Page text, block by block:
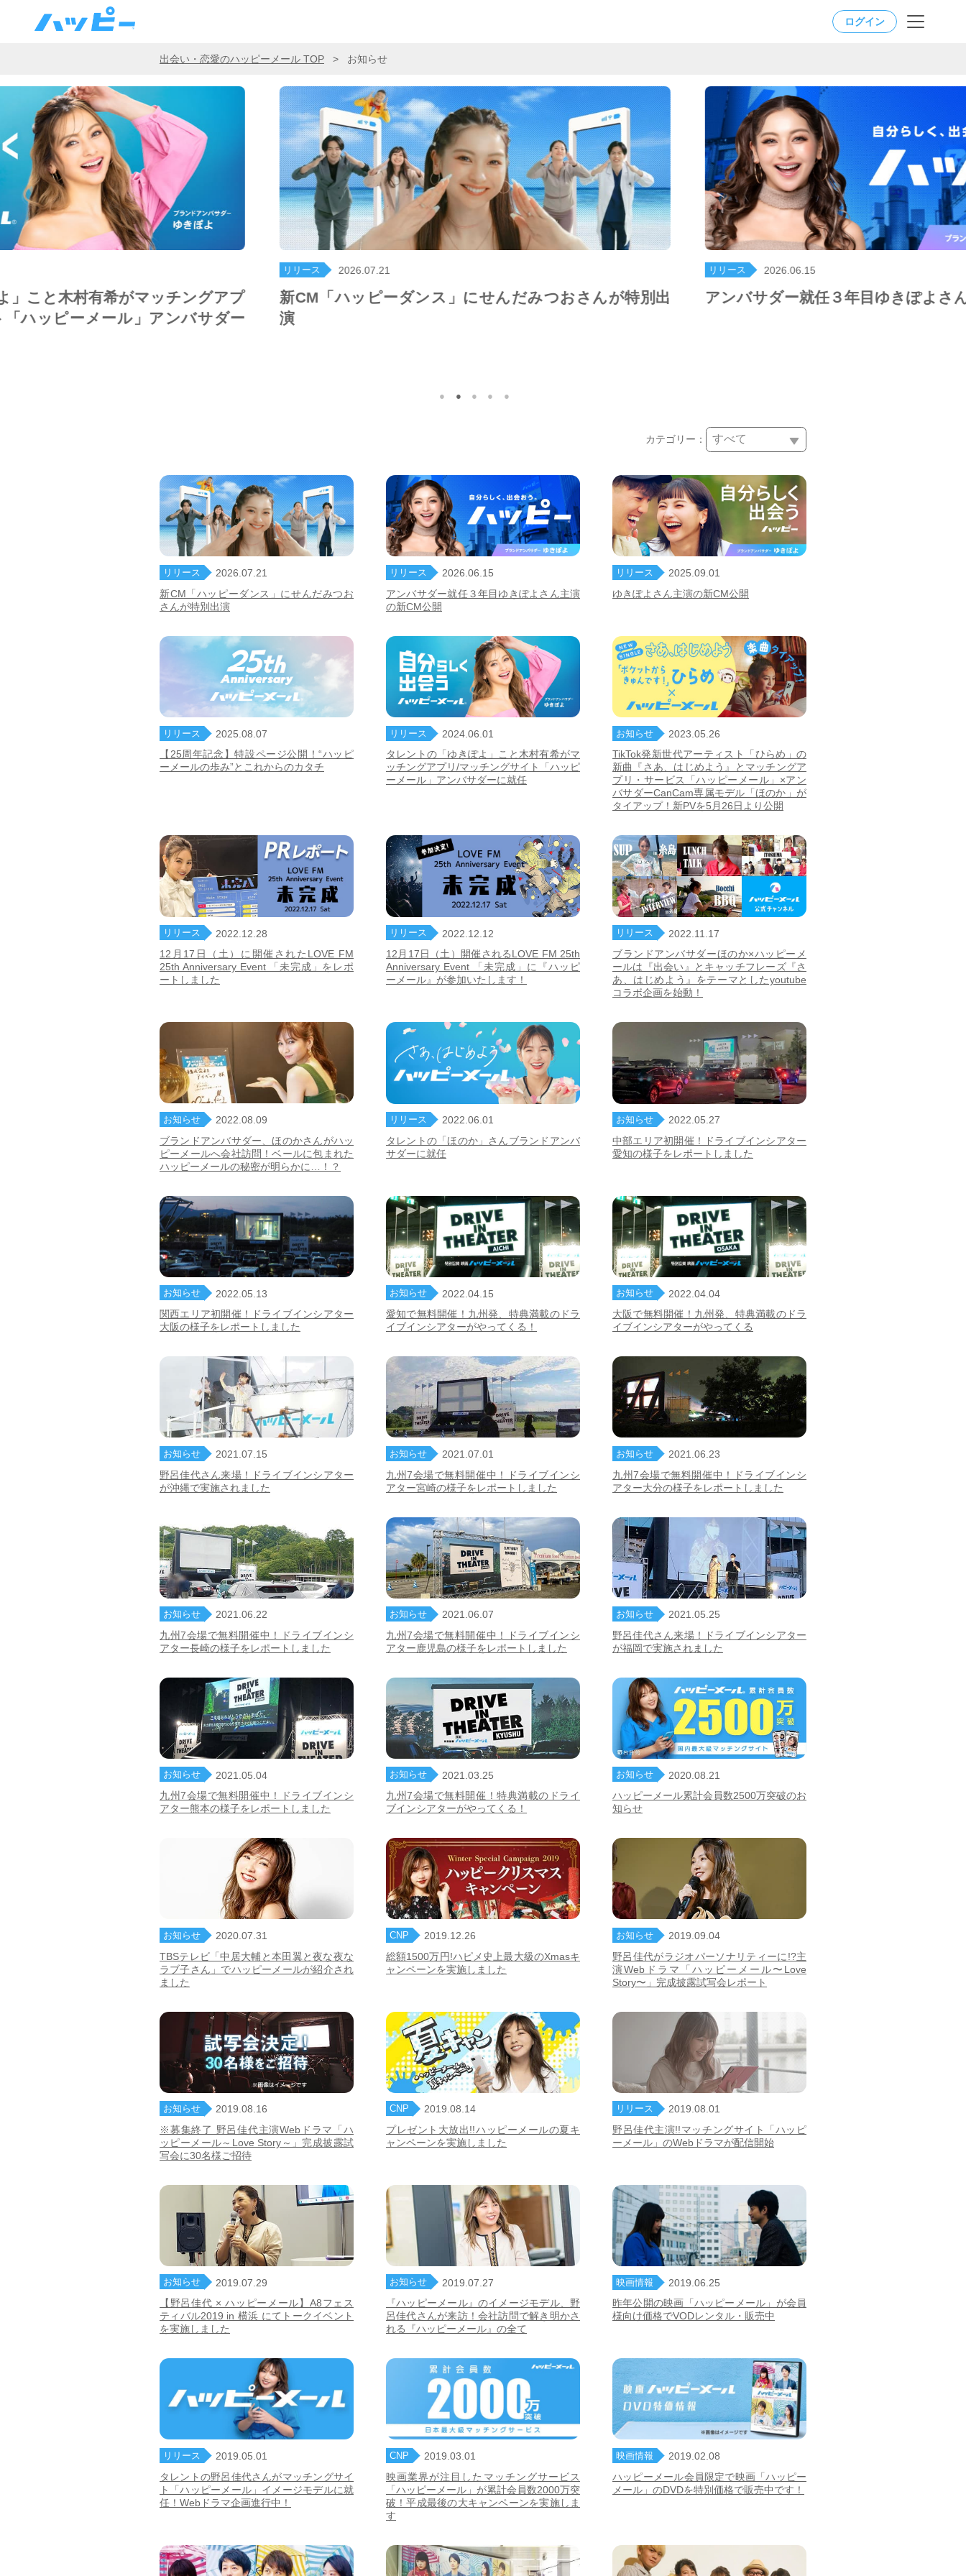
ログイン
出会い・恋愛のハッピーメール TOP > お知らせ
ス」にせんだみつおさんが特別出
リリース 2026.06.15
アンバサダー就任３年目ゆきぽよさん主演の新CM公開
リリース 2025.09.01
ゆきぽよさん主演の新CM公開
カテゴリー：
リリース
2026.07.21
新CM「ハッピーダンス」にせんだみつお
さんが特別出演
リリース
2026.06.15
アンバサダー就任３年目ゆきぽよさん主演
の新CM公開
リリース
2025.09.01
ゆきぽよさん主演の新CM公開
リリース
2025.08.07
【25周年記念】特設ページ公開！“ハッピ
ーメールの歩み”とこれからのカタチ
リリース
2024.06.01
タレントの「ゆきぽよ」こと木村有希がマ
ッチングアプリ/マッチングサイト「ハッピ
ーメール」アンバサダーに就任
お知らせ
2023.05.26
TikTok発新世代アーティスト「ひらめ」の
新曲『さあ、はじめよう』とマッチングア
プリ・サービス「ハッピーメール」×アン
バサダーCanCam専属モデル「ほのか」が
タイアップ！新PVを5月26日より公開
リリース
2022.12.28
12月17日（土）に開催されたLOVE FM
25th Anniversary Event 「未完成」をレポ
ートしました
リリース
2022.12.12
12月17日（土）開催されるLOVE FM 25th
Anniversary Event 「未完成」に『ハッピ
ーメール』が参加いたします！
リリース
2022.11.17
ブランドアンバサダーほのか×ハッピーメ
ールは『出会い』とキャッチフレーズ『さ
あ、はじめよう』をテーマとしたyoutube
コラボ企画を始動！
お知らせ
2022.08.09
ブランドアンバサダー、ほのかさんがハッ
ピーメールへ会社訪問！ベールに包まれた
ハッピーメールの秘密が明らかに…！？
リリース
2022.06.01
タレントの「ほのか」さんブランドアンバ
サダーに就任
お知らせ
2022.05.27
中部エリア初開催！ドライブインシアター
愛知の様子をレポートしました
お知らせ
2022.05.13
関西エリア初開催！ドライブインシアター
大阪の様子をレポートしました
お知らせ
2022.04.15
愛知で無料開催！九州発、特典満載のドラ
イブインシアターがやってくる！
お知らせ
2022.04.04
大阪で無料開催！九州発、特典満載のドラ
イブインシアターがやってくる
お知らせ
2021.07.15
野呂佳代さん来場！ドライブインシアター
が沖縄で実施されました
お知らせ
2021.07.01
九州7会場で無料開催中！ドライブインシ
アター宮崎の様子をレポートしました
お知らせ
2021.06.23
九州7会場で無料開催中！ドライブインシ
アター大分の様子をレポートしました
お知らせ
2021.06.22
九州7会場で無料開催中！ドライブインシ
アター長崎の様子をレポートしました
お知らせ
2021.06.07
九州7会場で無料開催中！ドライブインシ
アター鹿児島の様子をレポートしました
お知らせ
2021.05.25
野呂佳代さん来場！ドライブインシアター
が福岡で実施されました
お知らせ
2021.05.04
九州7会場で無料開催中！ドライブインシ
アター熊本の様子をレポートしました
お知らせ
2021.03.25
九州7会場で無料開催！特典満載のドライ
ブインシアターがやってくる！
お知らせ
2020.08.21
ハッピーメール累計会員数2500万突破のお
知らせ
お知らせ
2020.07.31
TBSテレビ「中居大輔と本田翼と夜な夜な
ラブ子さん」でハッピーメールが紹介され
ました
CNP
2019.12.26
総額1500万円!ハピメ史上最大級のXmasキ
ャンペーンを実施しました
お知らせ
2019.09.04
野呂佳代がラジオパーソナリティーに!?主
演Webドラマ「ハッピーメール〜Love
Story〜」完成披露試写会レポート
お知らせ
2019.08.16
※募集終了 野呂佳代主演Webドラマ「ハ
ッピーメール～Love Story～」完成披露試
写会に30名様ご招待
CNP
2019.08.14
プレゼント大放出!!ハッピーメールの夏キ
ャンペーンを実施しました
リリース
2019.08.01
野呂佳代主演!!マッチングサイト「ハッピ
ーメール」のWebドラマが配信開始
お知らせ
2019.07.29
【野呂佳代 × ハッピーメール】A8フェス
ティバル2019 in 横浜 にてトークイベント
を実施しました
お知らせ
2019.07.27
『ハッピーメール』のイメージモデル、野
呂佳代さんが来訪！会社訪問で解き明かさ
れる『ハッピーメール』の全て
映画情報
2019.06.25
昨年公開の映画「ハッピーメール」が会員
様向け価格でVODレンタル・販売中
リリース
2019.05.01
タレントの野呂佳代さんがマッチングサイ
ト「ハッピーメール」イメージモデルに就
任！Webドラマ企画進行中！
CNP
2019.03.01
映画業界が注目したマッチングサービス
「ハッピーメール」が累計会員数2000万突
破！平成最後の大キャンペーンを実施しま
す
映画情報
2019.02.08
ハッピーメール会員限定で映画「ハッピー
メール」のDVDを特別価格で販売中です！